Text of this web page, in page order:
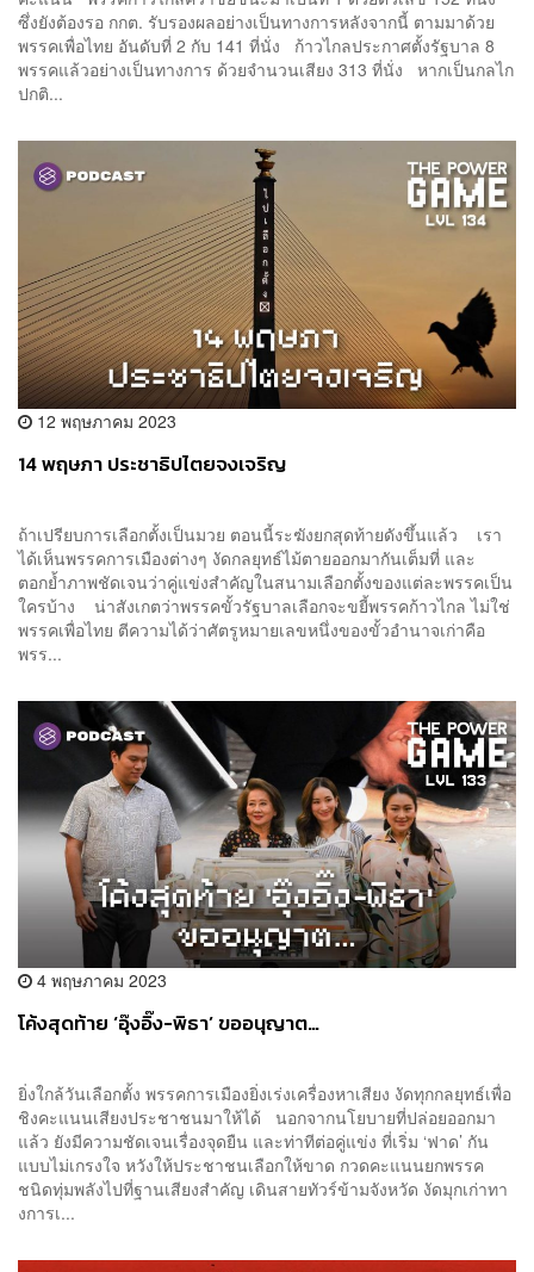
ซึ่งยังต้องรอ กกต. รับรองผลอย่างเป็นทางการหลังจากนี้ ตามมาด้วย
พรรคเพื่อไทย อันดับที่ 2 กับ 141 ที่นั่ง ก้าวไกลประกาศตั้งรัฐบาล 8
พรรคแล้วอย่างเป็นทางการ ด้วยจำนวนเสียง 313 ที่นั่ง หากเป็นกลไก
ปกติ...
12 พฤษภาคม 2023
14 พฤษภา ประชาธิปไตยจงเจริญ
ถ้าเปรียบการเลือกตั้งเป็นมวย ตอนนี้ระฆังยกสุดท้ายดังขึ้นแล้ว เรา
ได้เห็นพรรคการเมืองต่างๆ งัดกลยุทธ์ไม้ตายออกมากันเต็มที่ และ
ตอกย้ำภาพชัดเจนว่าคู่แข่งสำคัญในสนามเลือกตั้งของแต่ละพรรคเป็น
ใครบ้าง น่าสังเกตว่าพรรคขั้วรัฐบาลเลือกจะขยี้พรรคก้าวไกล ไม่ใช่
พรรคเพื่อไทย ตีความได้ว่าศัตรูหมายเลขหนึ่งของขั้วอำนาจเก่าคือ
พรร...
4 พฤษภาคม 2023
โค้งสุดท้าย ‘อุ๊งอิ๊ง-พิธา’ ขออนุญาต…
ยิ่งใกล้วันเลือกตั้ง พรรคการเมืองยิ่งเร่งเครื่องหาเสียง งัดทุกกลยุทธ์เพื่อ
ชิงคะแนนเสียงประชาชนมาให้ได้ นอกจากนโยบายที่ปล่อยออกมา
แล้ว ยังมีความชัดเจนเรื่องจุดยืน และท่าทีต่อคู่แข่ง ที่เริ่ม ‘ฟาด’ กัน
แบบไม่เกรงใจ หวังให้ประชาชนเลือกให้ขาด กวดคะแนนยกพรรค
ชนิดทุ่มพลังไปที่ฐานเสียงสำคัญ เดินสายทัวร์ข้ามจังหวัด งัดมุกเก่าทา
งการเ...